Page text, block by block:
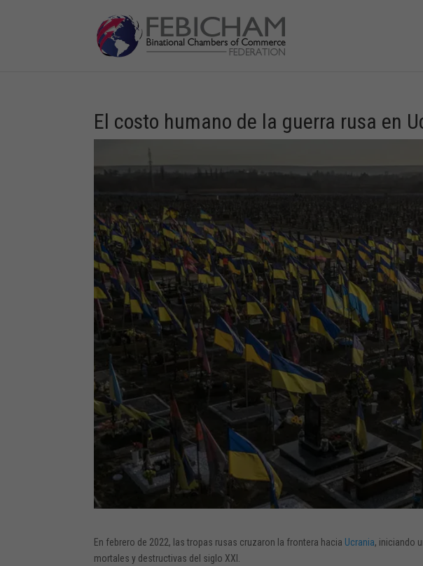
El costo humano de la guerra rusa en
En febrero de 2022, las tropas rusas cruzaron la frontera hacia Ucrania, iniciando
mortales y destructivas del siglo XXI.